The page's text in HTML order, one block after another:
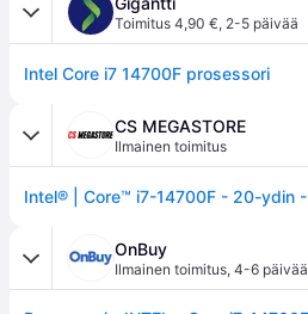
Toimitus 4,90 €, 2-5 päivää
Intel Core i7 14700F prosessori
CS MEGASTORE
Ilmainen toimitus
OnBuy
Ilmainen toimitus, 4-6 päivää